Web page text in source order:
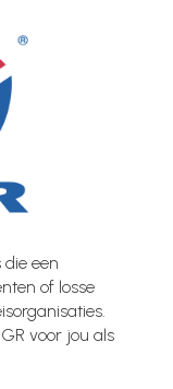
een
of losse
voor jou als